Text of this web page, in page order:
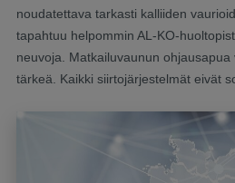
noudatettava tarkasti kalliiden
tapahtuu helpommin AL-KO-
neuvoja. Matkailuvaunun
tärkeä. Kaikki siirtojärjestelmät eivät